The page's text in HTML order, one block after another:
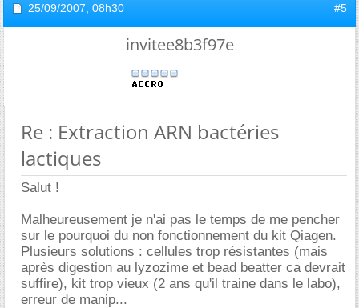
25/09/2007, 08h30 #5
invitee8b3f97e
Re : Extraction ARN bactéries
lactiques
Salut !
Malheureusement je n'ai pas le temps de me pencher
sur le pourquoi du non fonctionnement du kit Qiagen.
Plusieurs solutions : cellules trop résistantes (mais
après digestion au lyzozime et bead beatter ca devrait
suffire), kit trop vieux (2 ans qu'il traine dans le labo),
erreur de manip...